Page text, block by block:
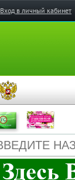
Вход в личный кабинет